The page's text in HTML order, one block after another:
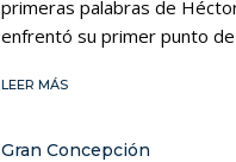
primeras palabras de
enfrentó su primer punto de
LEER MÁS
Gran Concepción